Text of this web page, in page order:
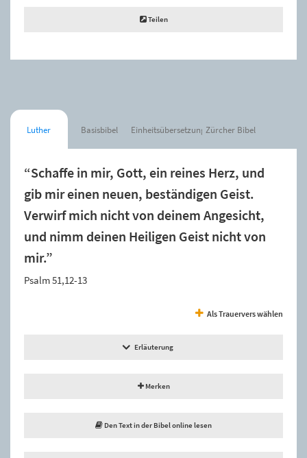
Teilen
Luther Basisbibel Einheitsübersetzung Zürcher Bibel
“Schaffe in mir, Gott, ein reines Herz, und
gib mir einen neuen, beständigen Geist.
Verwirf mich nicht von deinem Angesicht,
und nimm deinen Heiligen Geist nicht von
mir.”
Psalm 51,12-13
Als Trauervers wählen
Erläuterung
Merken
Den Text in der Bibel online lesen